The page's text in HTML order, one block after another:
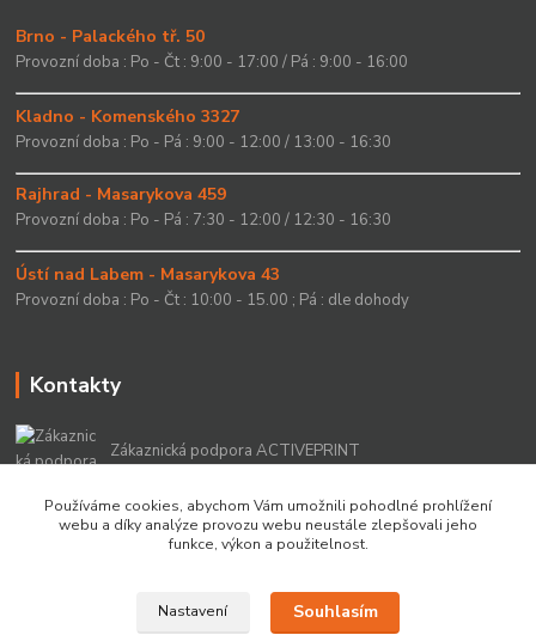
Brno - Palackého tř. 50
Provozní doba : Po - Čt : 9:00 - 17:00 / Pá : 9:00 - 16:00
Kladno - Komenského 3327
Provozní doba : Po - Pá : 9:00 - 12:00 / 13:00 - 16:30
Rajhrad - Masarykova 459
Provozní doba : Po - Pá : 7:30 - 12:00 / 12:30 - 16:30
Ústí nad Labem - Masarykova 43
Provozní doba : Po - Čt : 10:00 - 15.00 ; Pá : dle dohody
Kontakty
Zákaznická podpora ACTIVEPRINT
info@activeprint.cz
Používáme cookies, abychom Vám umožnili pohodlné prohlížení
webu a díky analýze provozu webu neustále zlepšovali jeho
funkce, výkon a použitelnost.
Nastavení Souhlasím